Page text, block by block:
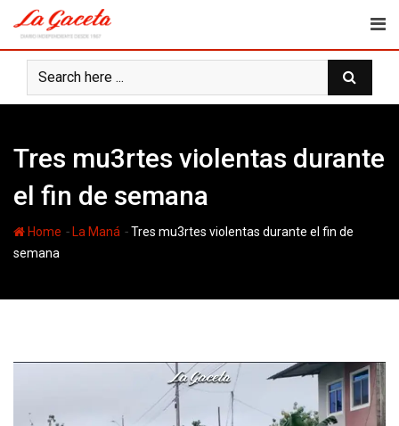
content
Tres mu3rtes violentas durante
el fin de semana
Home - La Maná -Tres mu3rtes violentas durante el fin de
semana